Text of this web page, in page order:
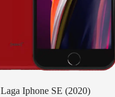
Laga Iphone SE (2020)